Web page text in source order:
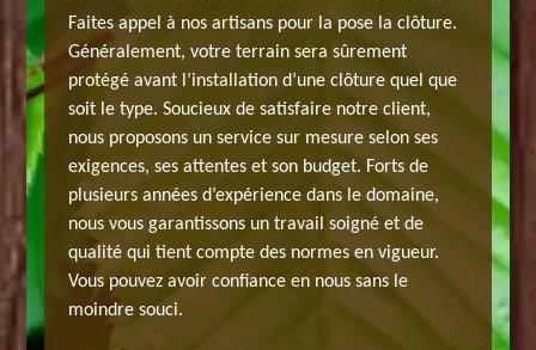
de
sur le
en
Faites appel à nos artisans pour la pose la clôture.
Généralement, votre terrain sera sûrement
protégé avant l’installation d’une clôture quel que
soit le type. Soucieux de satisfaire notre client,
nous proposons un service sur mesure selon ses
exigences, ses attentes et son budget. Forts de
plusieurs années d’expérience dans le domaine,
nous vous garantissons un travail soigné et de
qualité qui tient compte des normes en vigueur.
Vous pouvez avoir confiance en nous sans le
moindre souci.
Avant
mieux
pour
toutes
détail
qui se